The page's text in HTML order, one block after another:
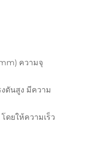
ความจุ
ดันสูง มีความ
ดยให้ความเร็ว